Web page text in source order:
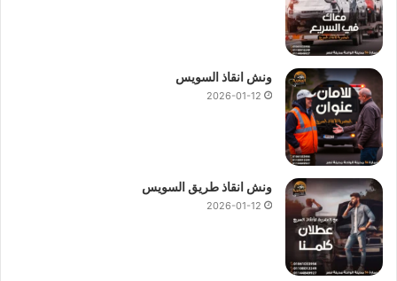
ونش انقاذ السويس
2026-01-12
ونش انقاذ طريق السويس
2026-01-12